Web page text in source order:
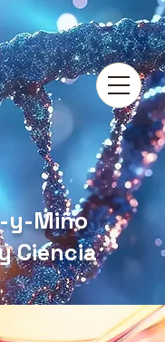
y-Miño
Ciencia